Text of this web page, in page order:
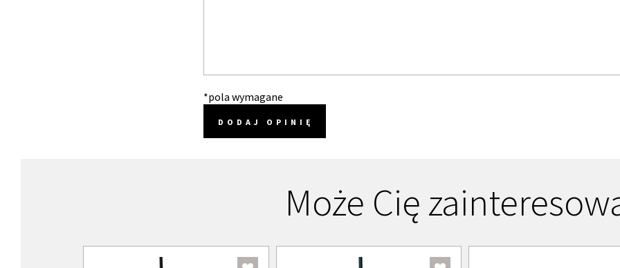
*pola wymagane
DODAJ OPINIĘ
Może Cię